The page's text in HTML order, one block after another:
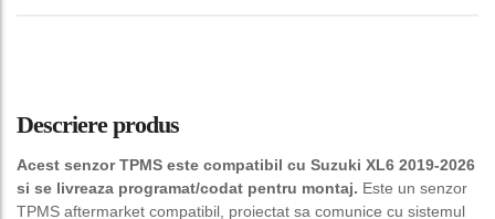
Descriere produs
Acest senzor TPMS este compatibil cu Suzuki XL6 2019-2026
si se livreaza programat/codat pentru montaj. Este un senzor
TPMS aftermarket compatibil, proiectat sa comunice cu sistemul